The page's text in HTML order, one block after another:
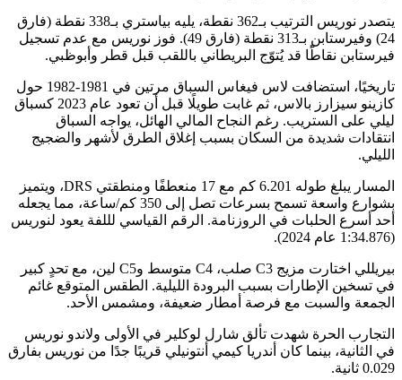
يتصدر نوريس الترتيب بـ362 نقطة، يليه بياستري بـ338 نقطة (فارق
24) وفيرستابن بـ313 نقطة (فارق 49). فوز نوريس مع عدم تسجيل
نقاطًًا قد يُتوّج البريطاني باللقب قبل قطر وأبوظبي.
تاريخيًا، استضافت لاس فيغاس السباق مرتين في 1981-1982 حول
كازينو سيزارز بالاس، ثم غابت طويلًا قبل أن تعود عام 2023 كسباق
الستريب. رغم النجاح المالي الهائل، يواجه السباق
شديدة من السكان بسبب إغلاق الطرق لأشهر والضجيج
المسار يبلغ طوله 6.201 كم مع 17 منعطفًا ومنطقتي DRS، ويتميز
بشوارع واسعة تسمح بسرعات تصل إلى 350 كم/ساعة، مما يجعله
الحلبات في الروزنامة. الرقم القياسي لللفة يعود لنوريس
بيريللي اختارت مزيج C3 صلب، C4 متوسط وC5 لين، مع تحدٍ كبير
الإطارات بسبب البرودة الليلية. الطقس المتوقع غائم
والسبت مع فرصة أمطار ضعيفة، ومشمس الأحد.
الحرة شهدت تألق شارل لوكلير في الأولى ولاندو نوريس
بينما كان أندريا كيمي أنتونيلي قريبًا جدًا من نوريس بفارق